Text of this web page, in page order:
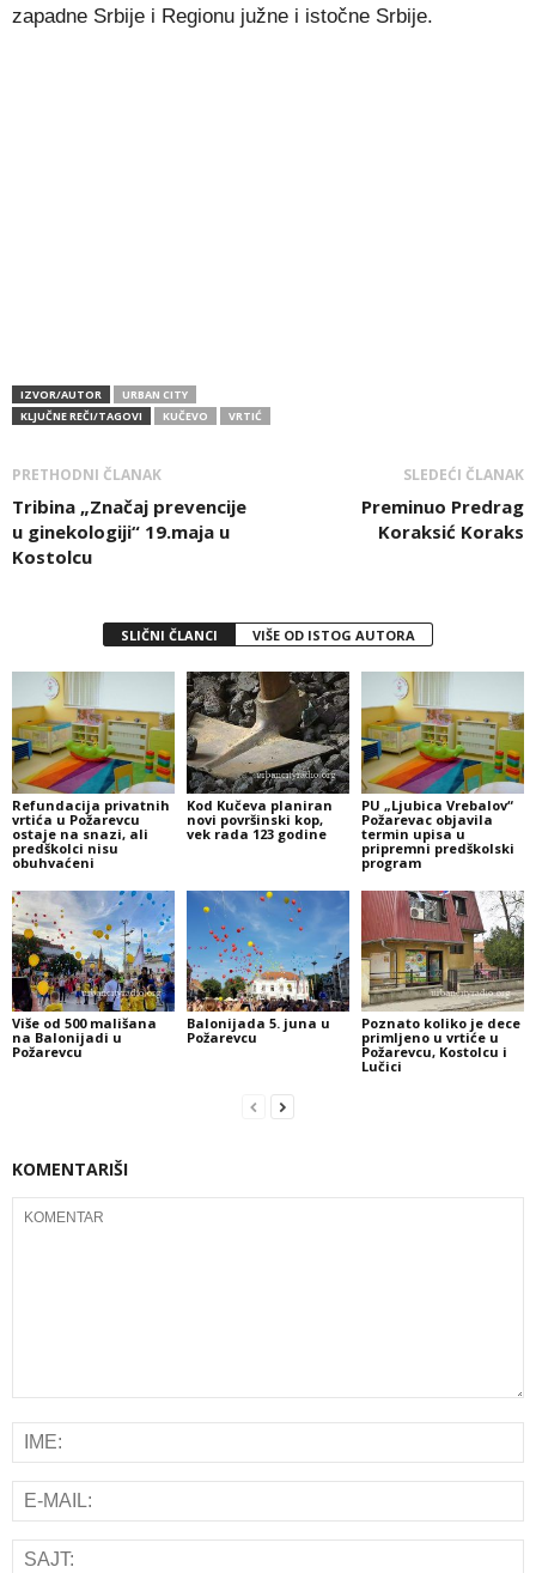
zapadne Srbije i Regionu južne i istočne Srbije.
IZVOR/AUTOR
URBAN CITY
KLJUČNE REČI/TAGOVI
KUČEVO VRTIĆ
PRETHODNI ČLANAK
Tribina „Značaj prevencije
u ginekologiji“ 19.maja u
Kostolcu
SLEDEĆI ČLANAK
Preminuo Predrag
Koraksić Koraks
SLIČNI ČLANCI VIŠE OD ISTOG AUTORA
Refundacija privatnih
vrtića u Požarevcu
ostaje na snazi, ali
predškolci nisu
obuhvaćeni
Kod Kučeva planiran
novi površinski kop,
vek rada 123 godine
PU „Ljubica Vrebalov“
Požarevac objavila
termin upisa u
pripremni predškolski
program
Više od 500 mališana
na Balonijadi u
Požarevcu
Balonijada 5. juna u
Požarevcu
Poznato koliko je dece
primljeno u vrtiće u
Požarevcu, Kostolcu i
Lučici
KOMENTARIŠI